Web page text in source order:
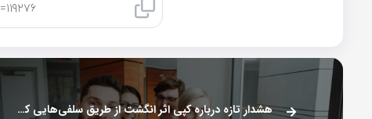
کپی لینک
هشدار تازه درباره کپی اثر انگشت از طریق سلفی‌هایی که منتشر می‌کنید